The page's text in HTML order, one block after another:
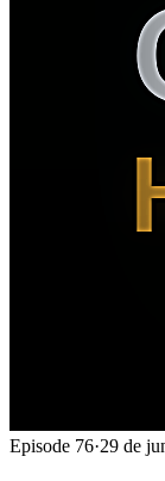
Episode 76·29 de